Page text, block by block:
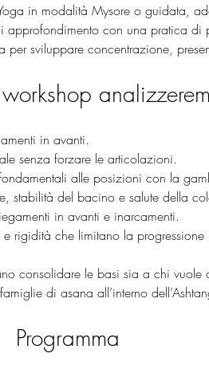
in modalità Mysore o guidata,
con una pratica di
per sviluppare concentrazione,
in avanti.
senza forzare le articolazioni.
alle posizioni con la
stabilità del bacino e salute della
in avanti e inarcamenti.
e rigidità che limitano la progressione
consolidare le basi sia a chi
di asana all’interno
Programma